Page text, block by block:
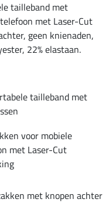
tailleband met
met Laser-Cut
geen knienaden,
22% elastaan.
tailleband met
voor mobiele
met Laser-Cut
met knopen achter